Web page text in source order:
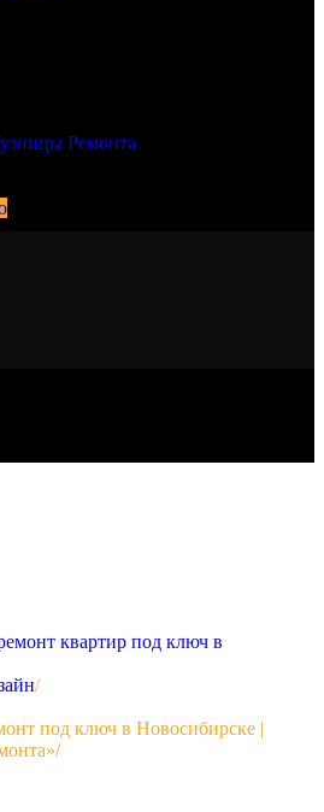
Ремонта
квартир под ключ в
/
под ключ в Новосибирске |
/